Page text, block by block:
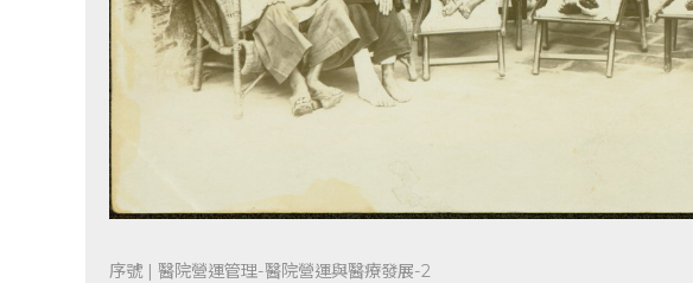
序號 | 醫院營運管理-醫院營運與醫療發展-2